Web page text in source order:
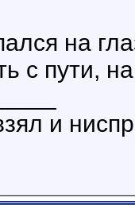
на
с пути,
и